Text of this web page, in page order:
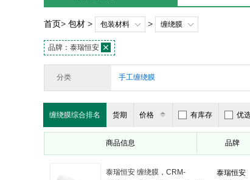
首页> 包材 > 包装材料 > 缠绕膜
品牌： 泰瑞恒安
分类 手工缠绕膜
缠绕膜综合排名 货期 价格 有库存 优
商品信息 品牌
泰瑞恒安
泰瑞恒安 缠绕膜，CRM-